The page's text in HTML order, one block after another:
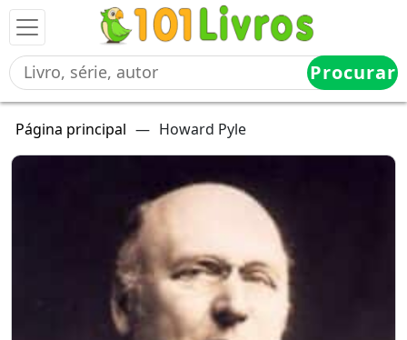
Procurar
Página principal — Howard Pyle